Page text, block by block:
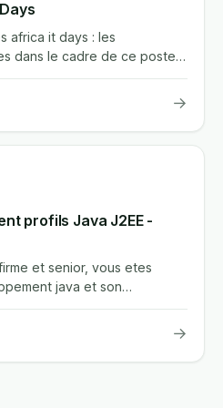
africa it days : les
dans le cadre de ce poste
→
profils Java J2EE -
et senior, vous etes
java et son
la...
→